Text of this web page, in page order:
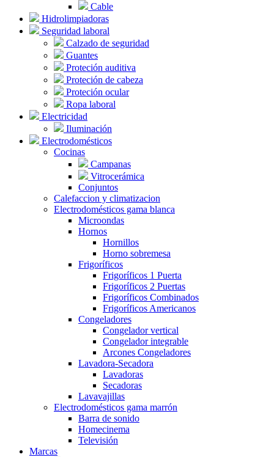
Cable
Hidrolimpiadoras
Seguridad laboral
Calzado de seguridad
Guantes
Proteción auditiva
Proteción de cabeza
Proteción ocular
Ropa laboral
Electricidad
Iluminación
Electrodomésticos
Cocinas
Campanas
Vitrocerámica
Conjuntos
Calefaccion y climatizacion
Electrodomésticos gama blanca
Microondas
Hornos
Hornillos
Horno sobremesa
Frigoríficos
Frigoríficos 1 Puerta
Frigoríficos 2 Puertas
Frigoríficos Combinados
Frigoríficos Americanos
Congeladores
Congelador vertical
Congelador integrable
Arcones Congeladores
Lavadora-Secadora
Lavadoras
Secadoras
Lavavajillas
Electrodomésticos gama marrón
Barra de sonido
Homecinema
Televisión
Marcas